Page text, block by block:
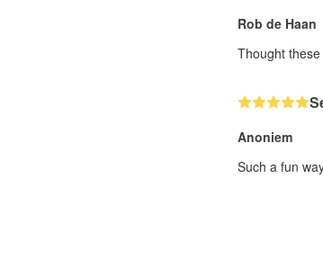
Rob de Haan
Thought
Anoniem
Such a fun